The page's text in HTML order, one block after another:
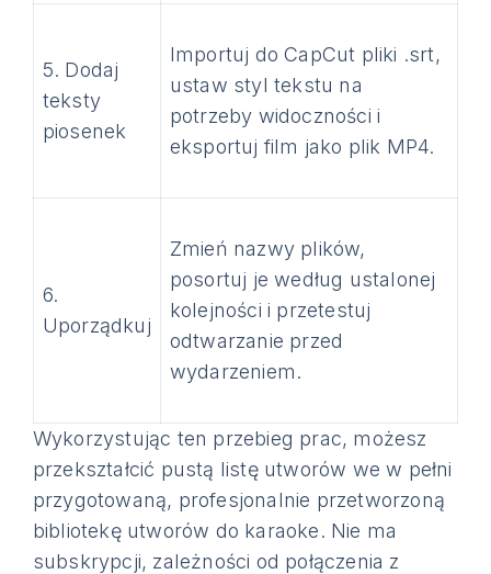
5. Dodaj
teksty
piosenek
Importuj do CapCut pliki .srt,
ustaw styl tekstu na
potrzeby widoczności i
eksportuj film jako plik MP4.
6.
Uporządkuj
Zmień nazwy plików,
posortuj je według ustalonej
kolejności i przetestuj
odtwarzanie przed
wydarzeniem.
Wykorzystując ten przebieg prac, możesz
przekształcić pustą listę utworów we w pełni
przygotowaną, profesjonalnie przetworzoną
bibliotekę utworów do karaoke. Nie ma
subskrypcji, zależności od połączenia z